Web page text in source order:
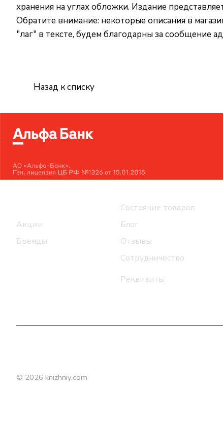
хранения на углах обложки. Издание
Обратите внимание: некоторые описания в
"лаг" в тексте, будем благодарны за сообщение
Назад к списку
Акции
Бренды
Состояние товаров
Блог
Отзывы
Сотрудничество
Реквизиты
© 2026 knizhniy.com